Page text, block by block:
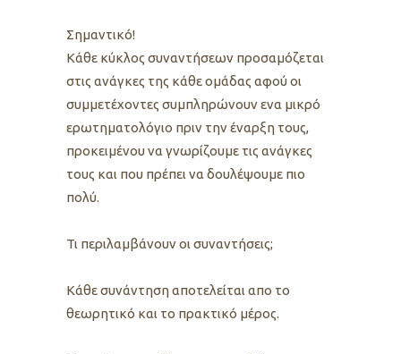
Σημαντικό!
Κάθε κύκλος συναντήσεων προσαμόζεται
στις ανάγκες της κάθε ομάδας αφού οι
συμμετέχοντες συμπληρώνουν ενα μικρό
ερωτηματολόγιο πριν την έναρξη τους,
προκειμένου να γνωρίζουμε τις ανάγκες
τους και που πρέπει να δουλέψουμε πιο
πολύ.
Τι περιλαμβάνουν οι συναντήσεις;
Κάθε συνάντηση αποτελείται απο το
θεωρητικό και το πρακτικό μέρος.